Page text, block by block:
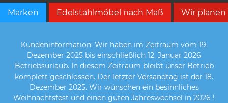
Marken Edelstahlmöbel nach Maß Wir planen
Kundeninformation: Wir haben im Zeitraum vom 19.
Dezember 2025 bis einschließlich 12. Januar 2026
Betriebsurlaub. In diesem Zeitraum bleibt unser Betrieb
komplett geschlossen. Der letzter Versandtag ist der 18.
Dezember 2025. Wir wünschen ein besinnliches
Weihnachtsfest und einen guten Jahreswechsel in 2026 !